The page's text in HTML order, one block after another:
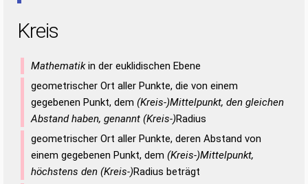
Kreis
Mathematikin der euklidischen Ebene
geometrischer Ort aller Punkte, die von einem
gegebenen Punkt, dem (Kreis-)Mittelpunkt, den gleichen
Abstand haben, genannt (Kreis-)Radius
geometrischer Ort aller Punkte, deren Abstand von
einem gegebenen Punkt, dem (Kreis-)Mittelpunkt,
höchstens den (Kreis-)Radius beträgt